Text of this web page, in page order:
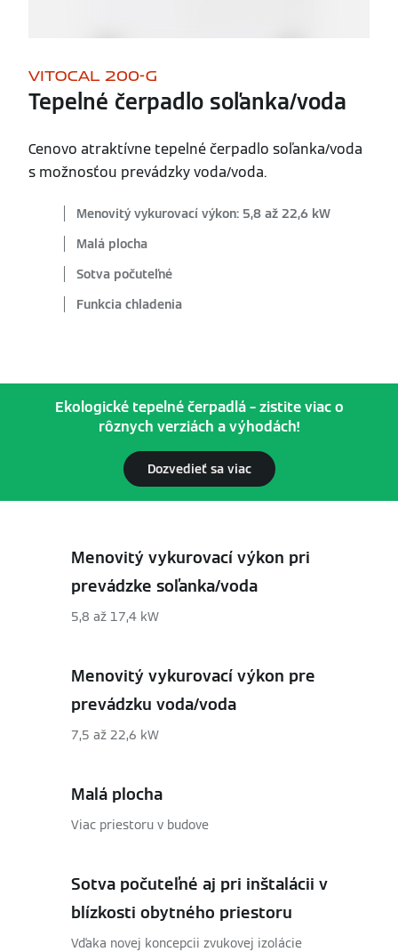
VITOCAL 200-G
Tepelné čerpadlo soľanka/voda
Cenovo atraktívne tepelné čerpadlo soľanka/voda
s možnosťou prevádzky voda/voda.
Menovitý vykurovací výkon: 5,8 až 22,6 kW
Malá plocha
Sotva počuteľné
Funkcia chladenia
Ekologické tepelné čerpadlá – zistite viac o
rôznych verziách a výhodách!
Dozvedieť sa viac
Menovitý vykurovací výkon pri
prevádzke soľanka/voda
5,8 až 17,4 kW
Menovitý vykurovací výkon pre
prevádzku voda/voda
7,5 až 22,6 kW
Malá plocha
Viac priestoru v budove
Sotva počuteľné aj pri inštalácii v
blízkosti obytného priestoru
Vďaka novej koncepcii zvukovej izolácie